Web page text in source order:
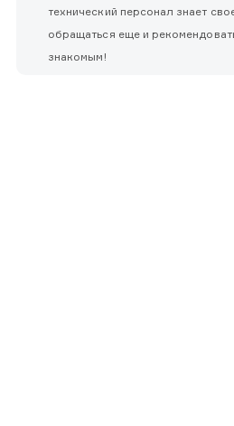
технический персонал знает
обращаться еще и
знакомым!